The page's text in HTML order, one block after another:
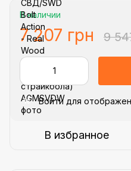
В наличии
7 207 грн 9
% Войтидля
В избранное